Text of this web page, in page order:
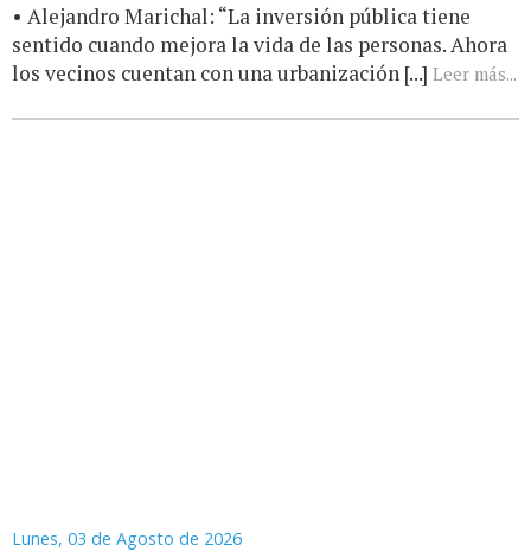
• Alejandro Marichal: “La inversión pública tiene
sentido cuando mejora la vida de las personas. Ahora
los vecinos cuentan con una urbanización [...] Leer más...
Lunes, 03 de Agosto de 2026